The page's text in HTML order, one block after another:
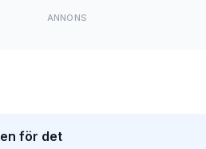
ANNONS
för det